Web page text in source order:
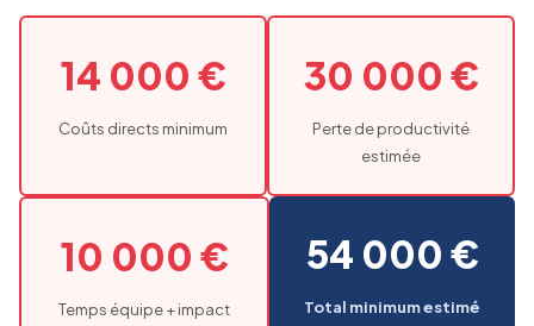
14 000 €
Coûts directs minimum
30 000 €
Perte de productivité
estimée
10 000 €
Temps équipe + impact
54 000 €
Total minimum estimé